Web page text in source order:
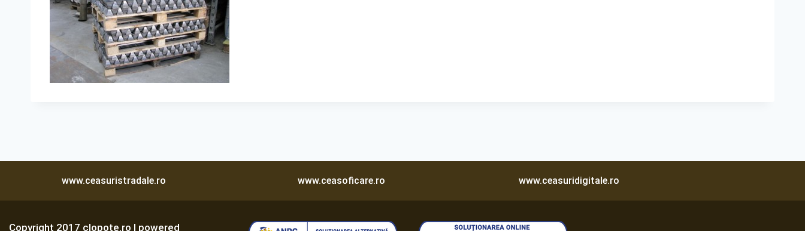
www.ceasuristradale.ro www.ceasoficare.ro www.ceasuridigitale.ro
Copyright 2017 clopote.ro | powered